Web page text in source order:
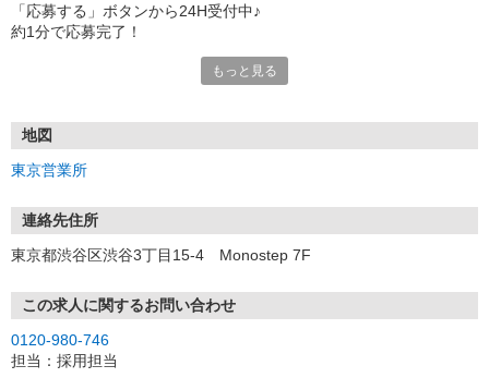
「応募する」ボタンから24H受付中♪
約1分で応募完了！
①応募から3営業日を目安に、メールorお電話でご連絡します。
★スマホでWEB面接（LINEなど）・出張面接・事務所面接と選べま
す
③面接実施（履歴書不要）
※ご希望があれば、職場見学の調整もOKです！
お気軽にご応募ください♪
もっと見る
地図
東京営業所
連絡先住所
東京都渋谷区渋谷3丁目15-4 Monostep 7F
この求人に関するお問い合わせ
0120-980-746
担当：採用担当